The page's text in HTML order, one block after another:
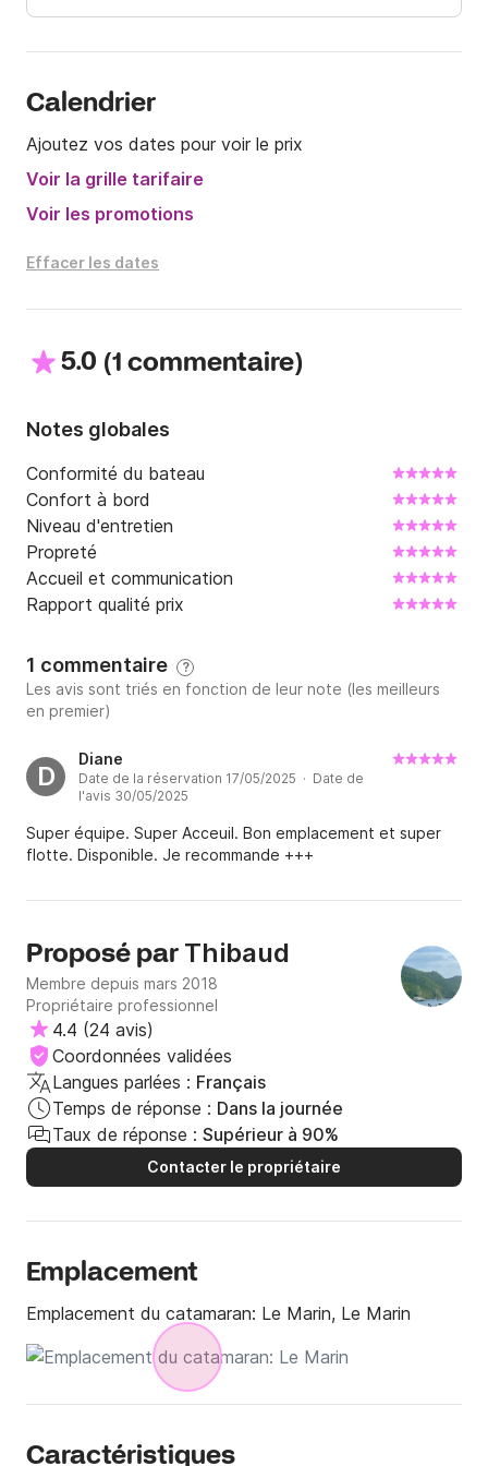
Calendrier
Ajoutez vos dates pour voir le prix
Voir la grille tarifaire
Voir les promotions
Effacer les dates
5.0 (1 commentaire)
Notes globales
Conformité du bateau
Confort à bord
Niveau d'entretien
Propreté
Accueil et communication
Rapport qualité prix
1 commentaire ?
Les avis sont triés en fonction de leur note (les meilleurs
en premier)
D
Diane
Date de la réservation 17/05/2025 · Date de
l'avis 30/05/2025
Super équipe. Super Acceuil. Bon emplacement et super
flotte. Disponible. Je recommande +++
Proposé par Thibaud
Membre depuis mars 2018
Propriétaire professionnel
4.4 (24 avis)
Coordonnées validées
Langues parlées : Français
Temps de réponse : Dans la journée
Taux de réponse : Supérieur à 90%
Contacter le propriétaire
Emplacement
Emplacement du catamaran: Le Marin, Le Marin
Caractéristiques